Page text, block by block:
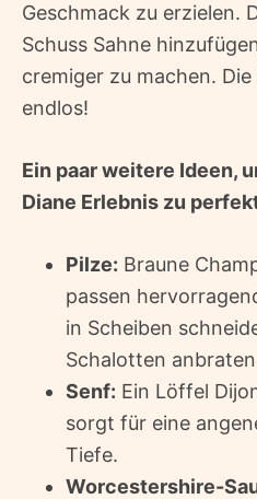
Geschmack zu erzielen.
Schuss Sahne
cremiger zu machen.
endlos!
Ein paar weitere Ideen,
Diane Erlebnis zu
Pilze: Braune
passen
in Scheiben
Schalotten
Senf: Ein Löffel
sorgt für eine
Tiefe.
Worcestershire-